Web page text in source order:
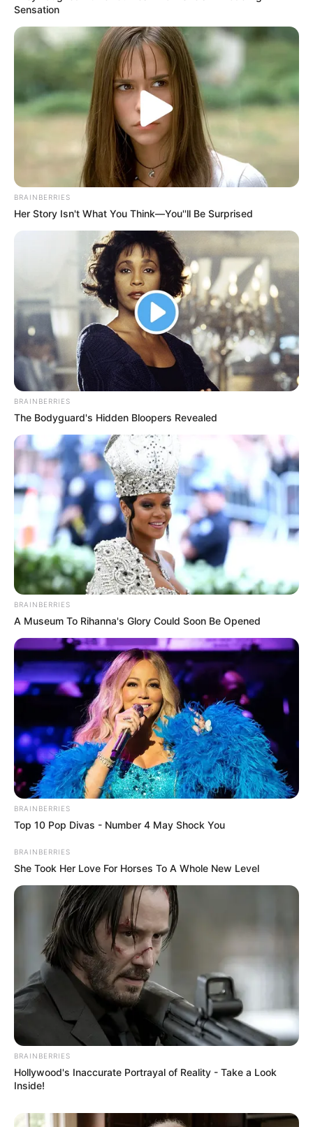
Sensation
BRAINBERRIES
Her Story Isn't What You Think—You''ll Be Surprised
BRAINBERRIES
The Bodyguard's Hidden Bloopers Revealed
BRAINBERRIES
A Museum To Rihanna's Glory Could Soon Be Opened
BRAINBERRIES
Top 10 Pop Divas - Number 4 May Shock You
BRAINBERRIES
She Took Her Love For Horses To A Whole New Level
BRAINBERRIES
Hollywood's Inaccurate Portrayal of Reality - Take a Look
Inside!